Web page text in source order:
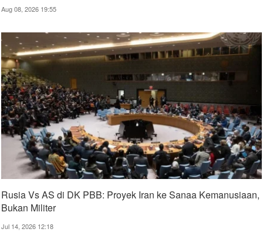
Aug 08, 2026 19:55
Rusia Vs AS di DK PBB: Proyek Iran ke Sanaa Kemanusiaan,
Bukan Militer
Jul 14, 2026 12:18